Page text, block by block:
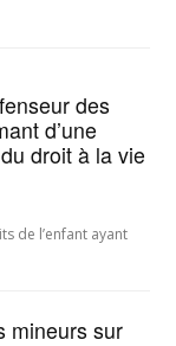
des
d’une
droit à la vie
de l’enfant ayant
mineurs sur